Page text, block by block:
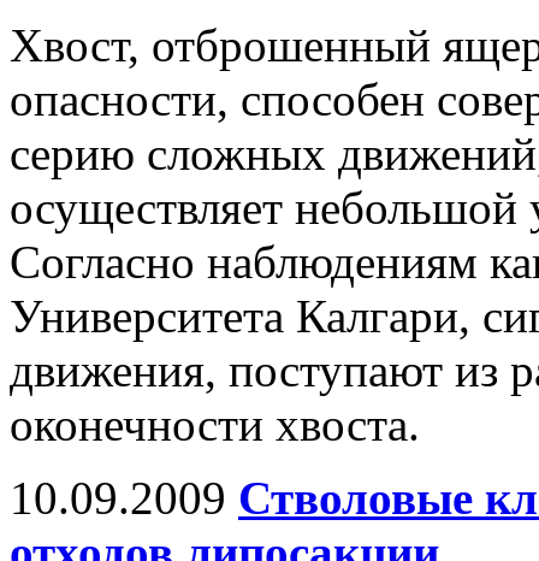
Хвост, отброшенный
опасности, способен
серию сложных
осуществляет небольшой
Согласно наблюдениям
Университета Калгари,
движения, поступают из
оконечности хвоста.
10.09.2009 Стволовые